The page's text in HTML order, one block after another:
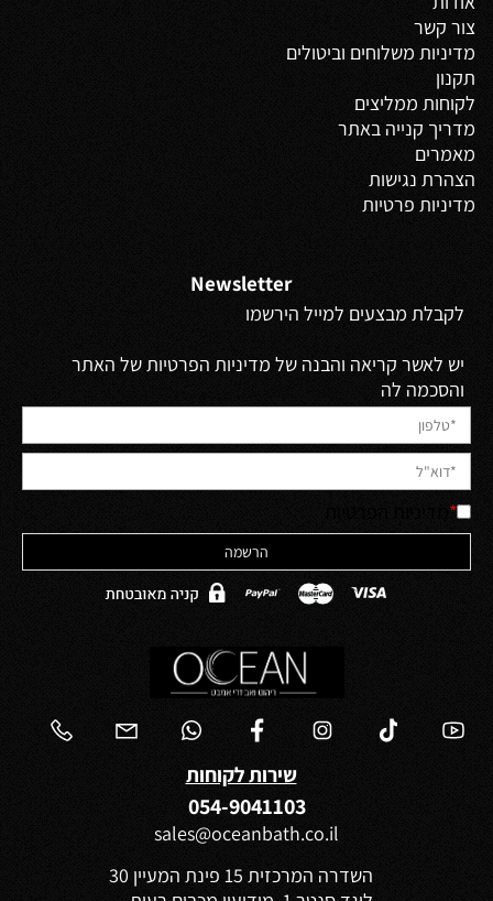
צור קשר
מדיניות משלוחים וביטולים
תקנון
לקוחות ממליצים
מדריך קנייה באתר
מאמרים
הצהרת נגישות
מדיניות פרטיות
Newsletter
לקבלת מבצעים למייל הירשמו
יש לאשר קריאה והבנה של מדיניות הפרטיות של האתר
והסכמה לה
*
שירות לקוחות
054-9041103
sales@oceanbath.co.il
השדרה המרכזית 15 פינת המעיין 30